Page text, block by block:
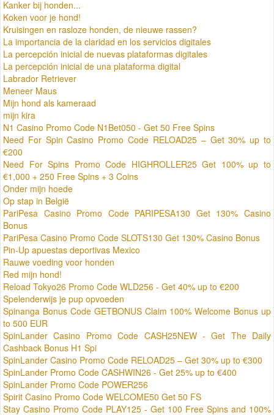
Kanker bij honden...
Koken voor je hond!
Kruisingen en rasloze honden, de nieuwe rassen?
La importancia de la claridad en los servicios digitales
La percepción inicial de nuevas plataformas digitales
La percepción inicial de una plataforma digital
Labrador Retriever
Meneer Maus
Mijn hond als kameraad
mijn kira
N1 Casino Promo Code N1Bet050 - Get 50 Free Spins
Need For Spin Casino Promo Code RELOAD25 – Get 30% up to
€200
Need For Spins Promo Code HIGHROLLER25 Get 100% up to
€1,000 + 250 Free Spins + 3 Coins
Onder mijn hoede
Op stap in België
PariPesa Casino Promo Code PARIPESA130 Get 130% Casino
Bonus
PariPesa Casino Promo Code SLOTS130 Get 130% Casino Bonus
Pin-Up apuestas deportivas Mexico
Rauwe voeding voor honden
Red mijn hond!
Reload Tokyo26 Promo Code WLD256 - Get 40% up to €200
Spelenderwijs je pup opvoeden
Spinanga Bonus Code GETBONUS Claim 100% Welcome Bonus up
to 500 EUR
SpinLander Casino Promo Code CASH25NEW - Get The Daily
Cashback Bonus H1 Spi
SpinLander Casino Promo Code RELOAD25 – Get 30% up to €300
SpinLander Promo Code CASHWIN26 - Get 25% up to €400
SpinLander Promo Code POWER256
Spirit Casino Promo Code WELCOME50 Get 50 FS
Stay Casino Promo Code PLAY125 - Get 100 Free Spins and 100%